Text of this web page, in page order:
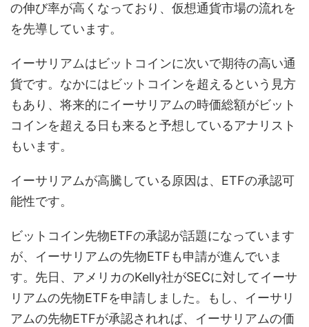
の伸び率が高くなっており、仮想通貨市場の流れを
を先導しています。
イーサリアムはビットコインに次いで期待の高い通
貨です。なかにはビットコインを超えるという見方
もあり、将来的にイーサリアムの時価総額がビット
コインを超える日も来ると予想しているアナリスト
もいます。
イーサリアムが高騰している原因は、ETFの承認可
能性です。
ビットコイン先物ETFの承認が話題になっています
が、イーサリアムの先物ETFも申請が進んでいま
す。先日、アメリカのKelly社がSECに対してイーサ
リアムの先物ETFを申請しました。もし、イーサリ
アムの先物ETFが承認されれば、イーサリアムの価